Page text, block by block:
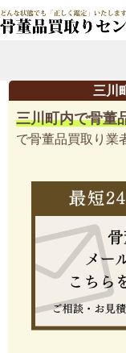
三川
三川町内で骨董
で骨董品買取り業